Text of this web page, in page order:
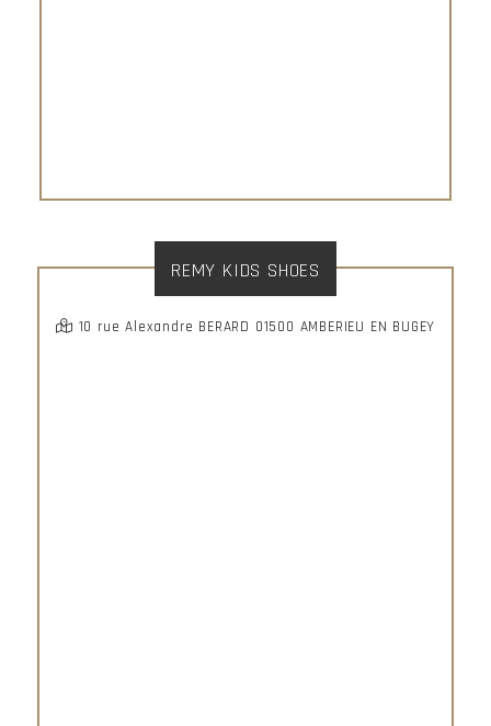
REMY KIDS SHOES
10 rue Alexandre BERARD 01500 AMBERIEU EN BUGEY